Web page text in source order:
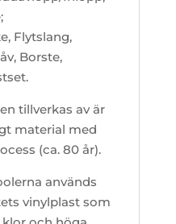
Flytslang,
Borste,
tillverkas av är
material med
(ca. 80 år).
används
vinylplast som